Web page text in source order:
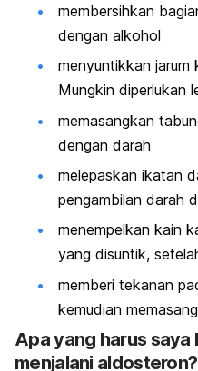
membersihkan
dengan alkohol
menyuntikkan jarum
Mungkin diperlukan
memasangkan
dengan darah
melepaskan ikatan
pengambilan darah
menempelkan kain
yang disuntik,
memberi tekanan
kemudian
Apa yang harus saya
menjalani aldosteron?